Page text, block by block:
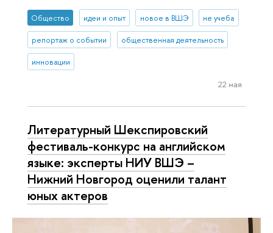
Общество идеи и опыт новое в ВШЭ не учеба
репортаж о событии общественная деятельность
инновации
22 мая
Литературный Шекспировский
фестиваль-конкурс на английском
языке: эксперты НИУ ВШЭ –
Нижний Новгород оценили талант
юных актеров